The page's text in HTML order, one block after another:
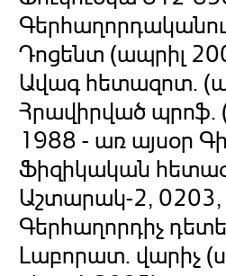
Դոցենտ (ապրիլ
Ավագ հետազոտ.
Հրավիրված պրոֆ.
1988 - առ այսօր
Ֆիզիկական
Աշտարակ-2,
Գերհաղորդիչ
Լաբորատ. վարիչ